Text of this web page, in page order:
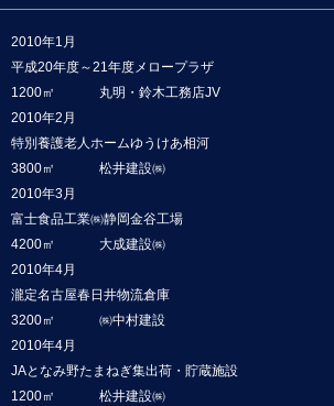
2010年1月
平成20年度～21年度メロープラザ
1200㎡
丸明・鈴木工務店JV
2010年2月
特別養護老人ホームゆうけあ相河
3800㎡
松井建設㈱
2010年3月
富士食品工業㈱静岡金谷工場
4200㎡
大成建設㈱
2010年4月
瀧定名古屋春日井物流倉庫
3200㎡
㈱中村建設
2010年4月
JAとなみ野たまねぎ集出荷・貯蔵施設
1200㎡
松井建設㈱